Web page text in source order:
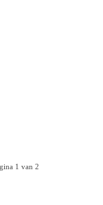
1 van 2